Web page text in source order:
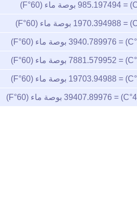
985.197494 بوصة ماء (60°F)
1970.394988 بوصة ماء (60°F)
3940.789976 بوصة ماء (60°F)
7881.579952 بوصة ماء (60°F)
19703.94988 بوصة ماء (60°F)
39407.89976 بوصة ماء (60°F)